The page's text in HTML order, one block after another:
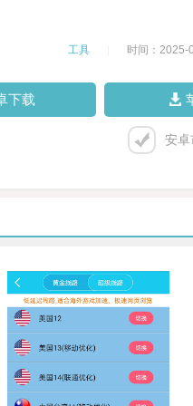
工具 时间：2025-
下载
安卓